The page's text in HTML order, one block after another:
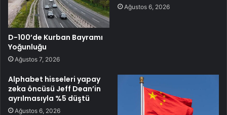
D-100’de Kurban Bayramı
Yoğunluğu
Ağustos 7, 2026
Ağustos 6, 2026
Alphabet hisseleri yapay
zeka öncüsü Jeff Dean’in
ayrılmasıyla %5 düştü
Ağustos 6, 2026